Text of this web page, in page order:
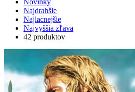
Novinky
Najdrahšie
Najlacnejšie
Najvyššia zľava
42 produktov